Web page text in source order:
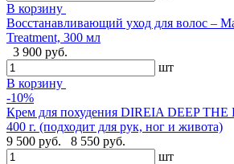
В корзину
Восстанавливающий уход для волос –
Treatment, 300 мл
3 900 руб.
шт
В корзину
-10%
Крем для похудения DIREIA DEEP
400 г. (подходит для рук, ног и живота)
9 500 руб.
8 550 руб.
шт